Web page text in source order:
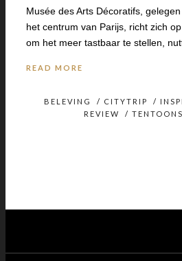
Musée des Arts Décoratifs,
het centrum van Parijs, richt zich
om het meer tastbaar te stellen,
READ MORE
BELEVING / CITYTRIP /
REVIEW
/